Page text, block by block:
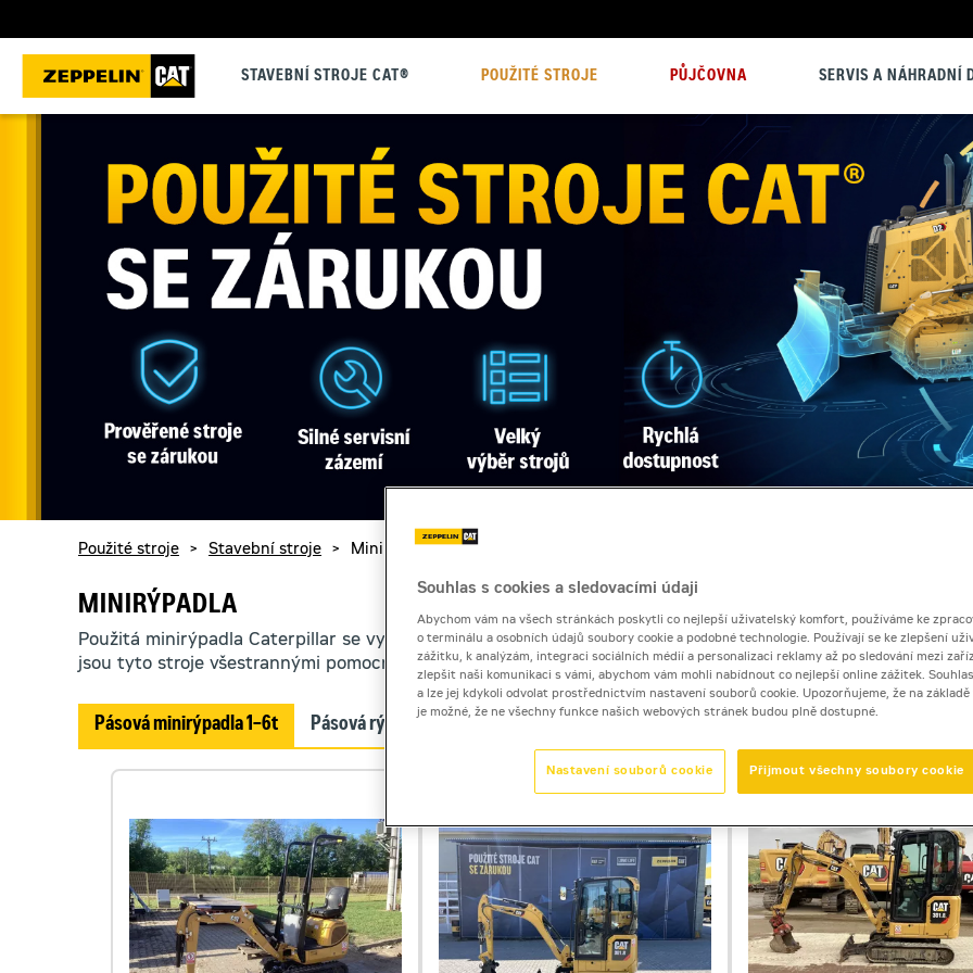
STAVEBNÍ STROJE CAT® POUŽITÉ STROJE PŮJČOVNA SERVIS A NÁHRADNÍ
Použité stroje > Stavební stroje > Minirýpadla
MINIRÝPADLA
Použitá minirýpadla Caterpillar se vyznačují robustní konstrukcí a širokým využitím v mnoha možných
jsou tyto stroje všestrannými pomocníky.
Pásová minirýpadla 1–6t Pásová rýpadla 6–12t
Souhlas s cookies a sledovacími údaji
Abychom vám na všech stránkách poskytli co nejlepší uživatelský komfort, používáme ke
o terminálu a osobních údajů soubory cookie a podobné technologie. Používají se ke zlepšení
zážitku, k analýzám, integraci sociálních médií a personalizaci reklamy až po sledování mezi
zlepšit naši komunikaci s vámi, abychom vám mohli nabídnout co nejlepší online zážitek.
a lze jej kdykoli odvolat prostřednictvím nastavení souborů cookie. Upozorňujeme, že na základě
je možné, že ne všechny funkce našich webových stránek budou plně dostupné.
Přijmout všechny soubory cookie
Nastavení souborů cookie